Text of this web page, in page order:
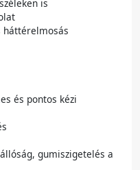
is
háttérelmosás
és pontos kézi
gumiszigetelés a